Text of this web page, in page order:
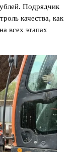
Подрядчик
качества, как
всех этапах